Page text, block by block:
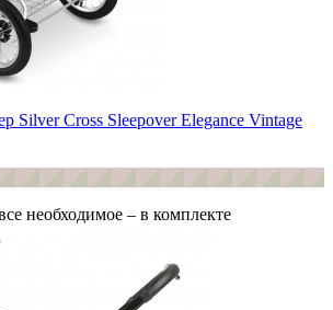
Silver Cross Sleepover Elegance Vintage
необходимое – в комплекте